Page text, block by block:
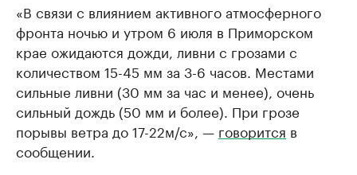
«В связи с влиянием активного атмосферного
фронта ночью и утром 6 июля в Приморском
крае ожидаются дожди, ливни с грозами с
количеством 15-45 мм за 3-6 часов. Местами
сильные ливни (30 мм за час и менее), очень
сильный дождь (50 мм и более). При грозе
порывы ветра до 17-22м/с», — говорится в
сообщении.